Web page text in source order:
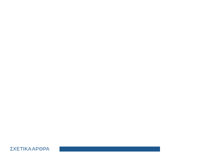
ΣΧΕΤΙΚΑ ΑΡΘΡΑ